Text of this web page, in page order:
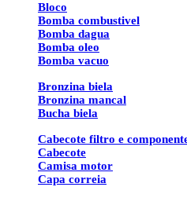
Bloco
Bomba combustivel
Bomba dagua
Bomba oleo
Bomba vacuo
Bronzina biela
Bronzina mancal
Bucha biela
Cabecote filtro e
Cabecote
Camisa motor
Capa correia